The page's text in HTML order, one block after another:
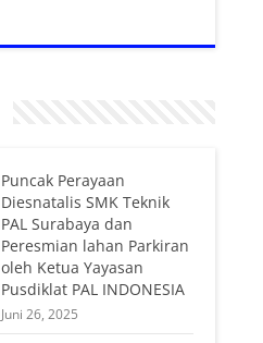
Puncak Perayaan
Diesnatalis SMK Teknik
PAL Surabaya dan
Peresmian lahan Parkiran
oleh Ketua Yayasan
Pusdiklat PAL INDONESIA
Juni 26, 2025